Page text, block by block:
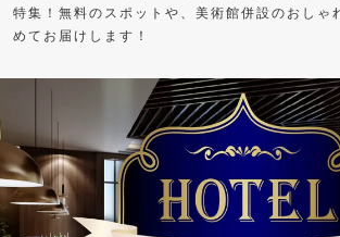
特集！無料のスポットや、美術館併設のおしゃ
めてお届けします！